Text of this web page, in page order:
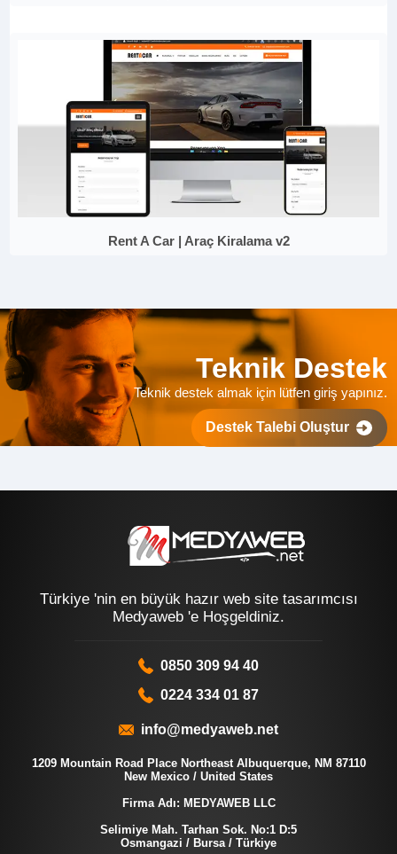
Rent A Car | Araç Kiralama v2
Teknik Destek
Teknik destek almak için lütfen giriş yapınız.
Destek Talebi Oluştur
Türkiye 'nin en büyük hazır web site tasarımcısı
Medyaweb 'e Hoşgeldiniz.
0850 309 94 40
0224 334 01 87
info@medyaweb.net
1209 Mountain Road Place Northeast Albuquerque, NM 87110
New Mexico / United States
Firma Adı: MEDYAWEB LLC
Selimiye Mah. Tarhan Sok. No:1 D:5
Osmangazi / Bursa / Türkiye